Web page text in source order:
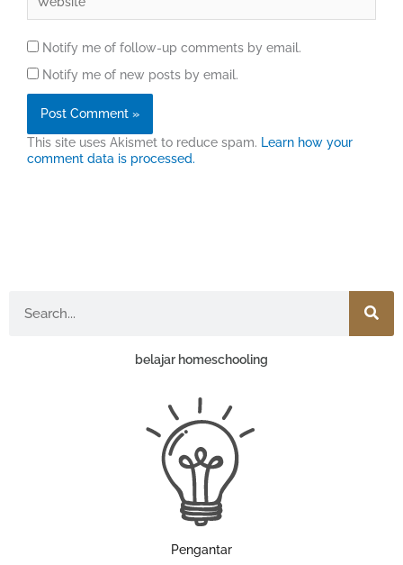
Notify me of follow-up comments by email.
Notify me of new posts by email.
This site uses Akismet to reduce spam. Learn how your
comment data is processed.
belajar homeschooling
Pengantar